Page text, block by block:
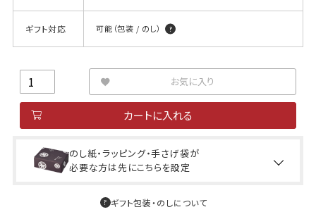
ギフト対応 可能（包装 / のし）
お気に入り
カートに入れる
のし紙・ラッピング・手さげ袋が
必要な方は先にこちらを設定
ギフト包装・のしについて